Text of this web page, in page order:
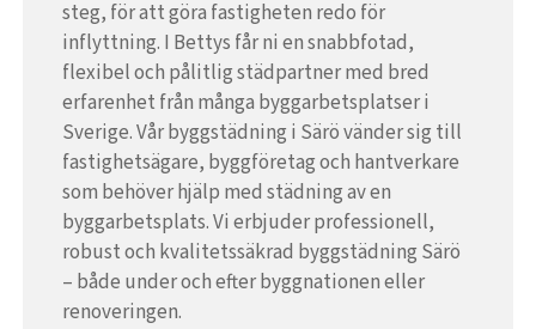
steg, för att göra fastigheten redo för
inflyttning. I Bettys får ni en snabbfotad,
flexibel och pålitlig städpartner med bred
erfarenhet från många byggarbetsplatser i
Sverige. Vår byggstädning i Särö vänder sig till
fastighetsägare, byggföretag och hantverkare
som behöver hjälp med städning av en
byggarbetsplats. Vi erbjuder professionell,
robust och kvalitetssäkrad byggstädning Särö
– både under och efter byggnationen eller
renoveringen.